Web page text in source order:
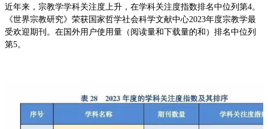
近年来，宗教学学科关注度上升，在学科关注度指数排名中位列第4。
《世界宗教研究》荣获国家哲学社会科学文献中心2023年度宗教学最
受欢迎期刊。在国外用户使用量（阅读量和下载量的和）排名中位列
第5。